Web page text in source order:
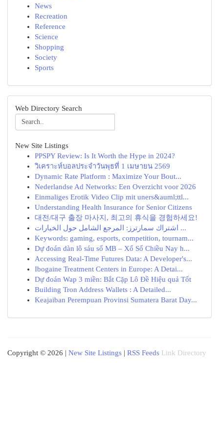
News
Recreation
Reference
Science
Shopping
Society
Sports
Web Directory Search
New Site Listings
PPSPY Review: Is It Worth the Hype in 2024?
วิเคราะห์บอลประจำวันพุธที่ 1 เมษายน 2569
Dynamic Rate Platform : Maximize Your Bout...
Nederlandse Ad Networks: Een Overzicht voor 2026
Einmaliges Erotik Video Clip mit uners&auml;ttl...
Understanding Health Insurance for Senior Citizens
대전/대구 출장 마사지, 최고의 휴식을 경험하세요!
اشتراك سمارترز: المرجع الشامل حول الخيارات ...
Keywords: gaming, esports, competition, tournam...
Dự đoán dàn lô sáu số MB – Xổ Số Chiều Nay h...
Accessing Real-Time Futures Data: A Developer's...
Ibogaine Treatment Centers in Europe: A Detai...
Dự đoán Wap 3 miền: Bắt Cặp Lô Đề Hiệu quả Tốt
Building Tron Address Wallets : A Detailed...
Keajaiban Perempuan Provinsi Sumatera Barat Day...
Copyright © 2026 | New Site Listings | RSS Feeds Link Directory